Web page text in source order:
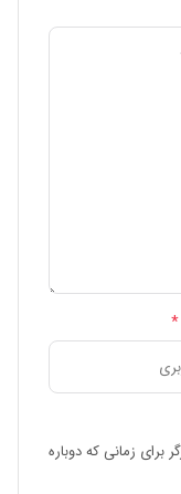
*
برای زمانی که دوباره